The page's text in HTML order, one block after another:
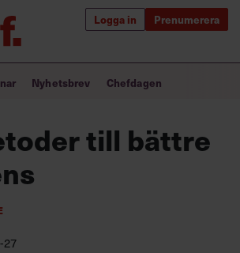
Logga in Prenumerera
förändrar världen
för ledare
utbildningar
Nyhetsbrev Chefdagen
till bättre
27